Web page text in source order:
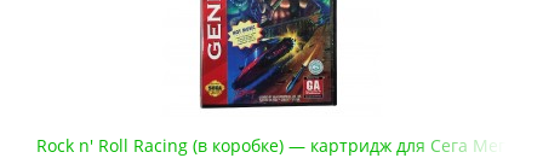
Драйв 2
Rock n' Roll Racing (в коробке) — картридж для Сега Мега